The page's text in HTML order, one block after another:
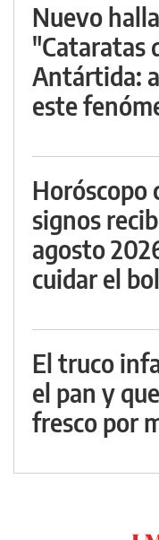
Nuevo
"Cataratas
Antártida:
este
Horóscopo
signos
agosto
cuidar el
El truco
el pan y
fresco por